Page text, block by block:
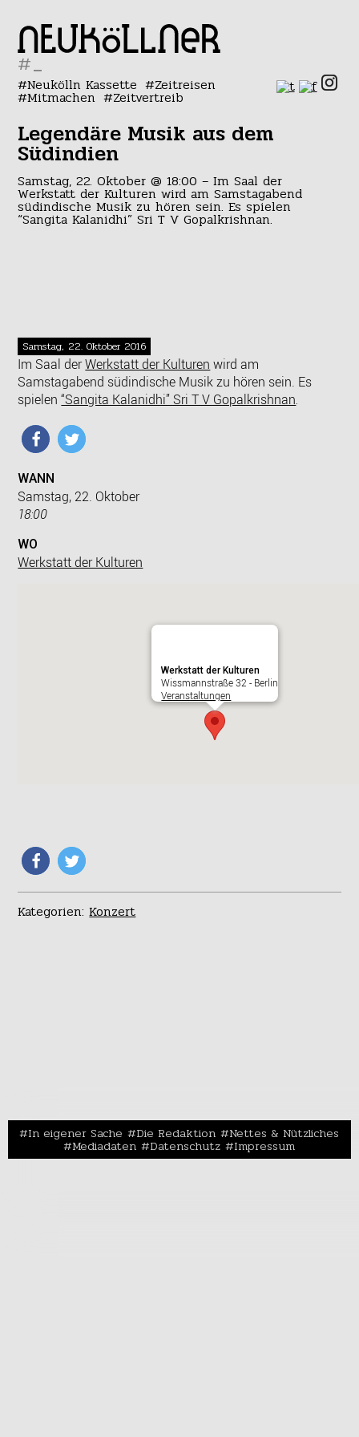
#
Neukölln Kassette Zeitreisen
Mitmachen Zeitvertreib
Legendäre Musik aus dem
Südindien
Samstag, 22. Oktober @ 18:00 – Im Saal der
Werkstatt der Kulturen wird am Samstagabend
südindische Musik zu hören sein. Es spielen
“Sangita Kalanidhi” Sri T V Gopalkrishnan.
Samstag, 22. Oktober 2016
Im Saal derWerkstatt der Kulturen wird am
Samstagabend südindische Musik zu hören sein. Es
spielen“Sangita Kalanidhi” Sri T V Gopalkrishnan.
WANN
Samstag, 22. Oktober
18:00
WO
Werkstatt der Kulturen
Werkstatt der Kulturen
Wissmannstraße 32 - Berlin
Veranstaltungen
Kategorien:Konzert
In eigener Sache Die Redaktion Nettes & Nützliches
Mediadaten Datenschutz Impressum